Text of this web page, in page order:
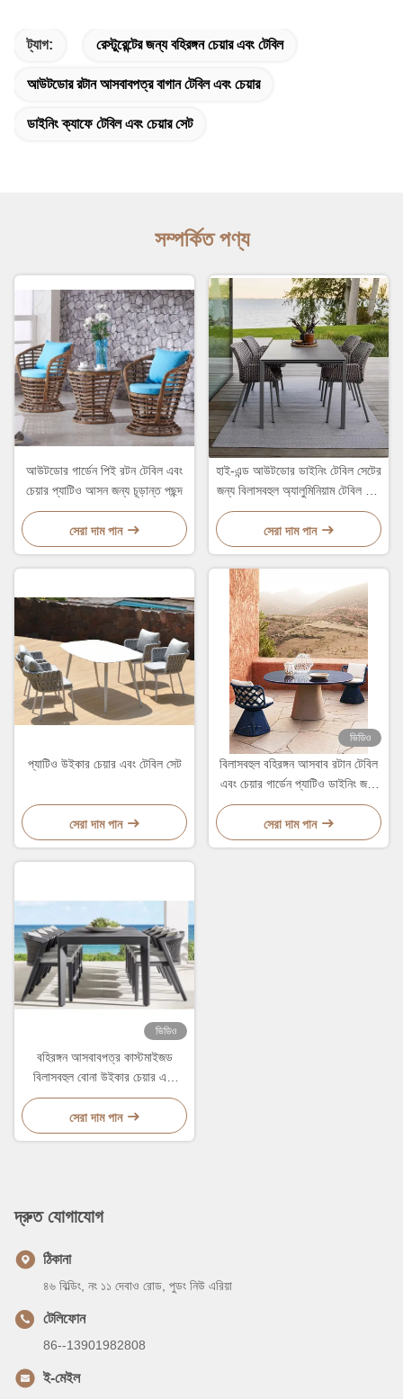
ট্যাগ: রেস্টুরেন্টের জন্য বহিরঙ্গন চেয়ার এবং টেবিল
আউটডোর রটান আসবাবপত্র বাগান টেবিল এবং চেয়ার
ডাইনিং ক্যাফে টেবিল এবং চেয়ার সেট
সম্পর্কিত পণ্য
আউটডোর গার্ডেন পিই রটন টেবিল এবং
চেয়ার প্যাটিও আসন জন্য চূড়ান্ত পছন্দ
সেরা দাম পান
হাই-এন্ড আউটডোর ডাইনিং টেবিল সেটের
জন্য বিলাসবহুল অ্যালুমিনিয়াম টেবিল এবং
রটান চেয়ার সেট
সেরা দাম পান
প্যাটিও উইকার চেয়ার এবং টেবিল সেট
সেরা দাম পান
ভিডিও
বিলাসবহুল বহিরঙ্গন আসবাব রটান টেবিল
এবং চেয়ার গার্ডেন প্যাটিও ডাইনিং জন্য
সেট
সেরা দাম পান
ভিডিও
বহিরঙ্গন আসবাবপত্র কাস্টমাইজড
বিলাসবহুল বোনা উইকার চেয়ার এবং
টেবিল বাগান প্যাটিও ডাইনিং
সেরা দাম পান
দ্রুত যোগাযোগ
ঠিকানা
৪৬ বিল্ডিং, নং ১১ দেবাও রোড, পুডং নিউ এরিয়া
টেলিফোন
86--13901982808
ই-মেইল